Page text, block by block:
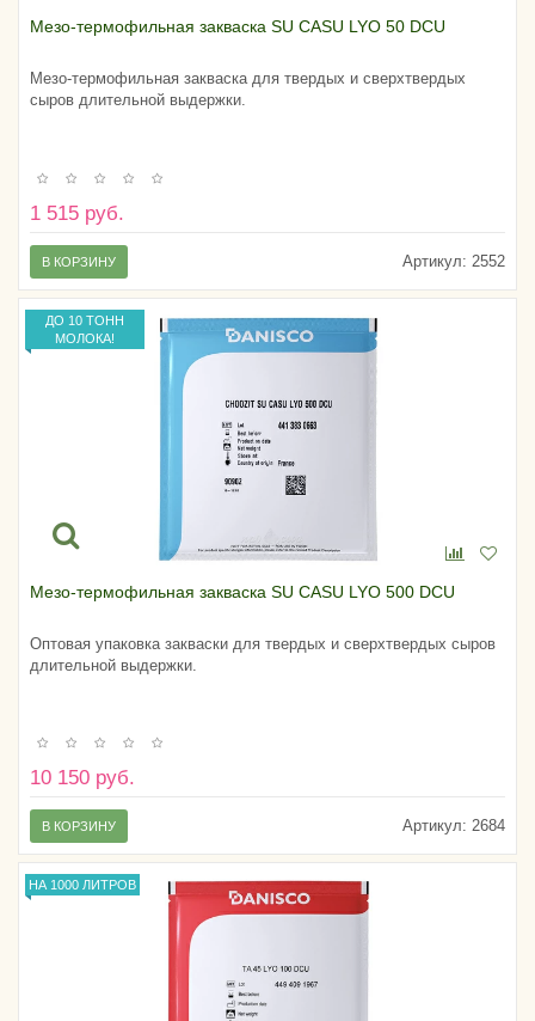
Мезо-термофильная закваска SU CASU LYO 50 DCU
Мезо-термофильная закваска для твердых и сверхтвердых
сыров длительной выдержки.
1 515 руб.
Артикул: 2552
В КОРЗИНУ
ДО 10 ТОНН
МОЛОКА!
Мезо-термофильная закваска SU CASU LYO 500 DCU
Оптовая упаковка закваски для твердых и сверхтвердых сыров
длительной выдержки.
10 150 руб.
Артикул: 2684
В КОРЗИНУ
НА 1000 ЛИТРОВ